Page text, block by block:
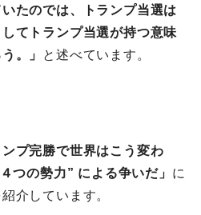
たのでは、トランプ当選は
てトランプ当選が持つ意味
。」
と述べています。
ンプ完勝で世界はこう変わ
つの勢力” による争いだ」 に
紹介しています。